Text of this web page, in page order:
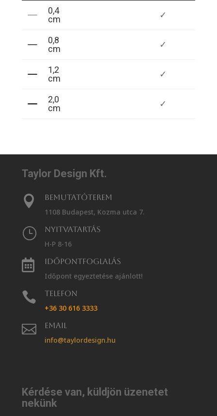
0,4
cm
✓
0,8
cm
✓
1,2
cm
✓
2,0
cm
✓
Taylor Design Kft.

Bemutatóterem
1108 Budapest, Kozma utca 7.
}
Nyitvatartás
H-P 8-16

Időpontfoglalás
Időpont egyeztetése ajánlott!

Telefon
+36 30 616 3333

Email
info@taylordesign.hu
Kérdése van, küldjön üzenetet
nekünk